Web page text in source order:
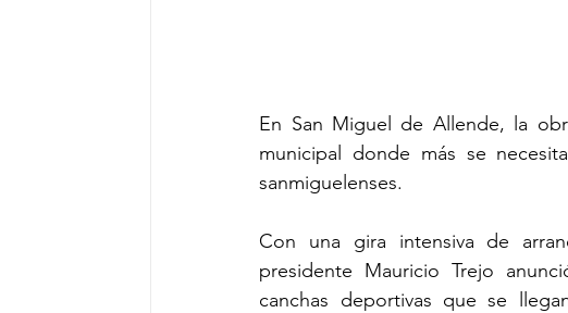
En San Miguel de Allende, la
municipal donde más se
sanmiguelenses.
Con una gira intensiva de
presidente Mauricio Trejo
canchas deportivas que se